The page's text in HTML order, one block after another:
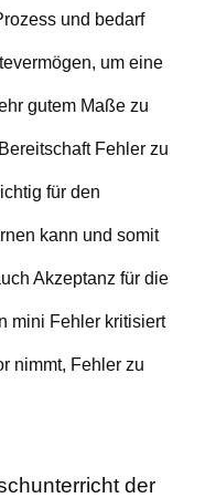
und bedarf
um eine
gutem Maße zu
Fehler zu
für den
kann und somit
Akzeptanz für die
mini Fehler kritisiert
nimmt, Fehler zu
der